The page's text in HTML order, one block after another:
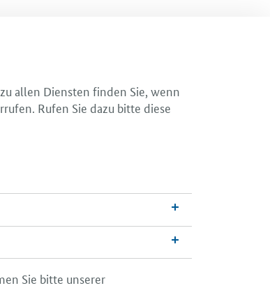
allen Diensten finden Sie, wenn
Rufen Sie dazu bitte diese
Sie bitte unserer